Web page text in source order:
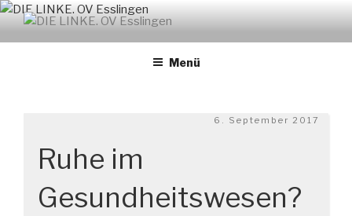
Zum
Inhalt
springenDIE LINKE. OV ESSLINGEN
Menü
Veröffentlicht
6. September 2017
Ruhe im
Gesundheitswesen?